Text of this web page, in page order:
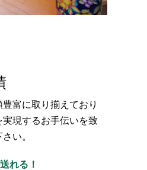
富に取り揃えており
現するお手伝いを致
い。
れる！